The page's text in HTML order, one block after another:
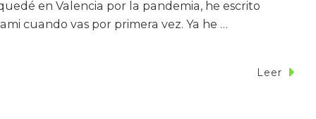
en Valencia por la pandemia, he escrito
cuando vas por primera vez. Ya he …
Leer